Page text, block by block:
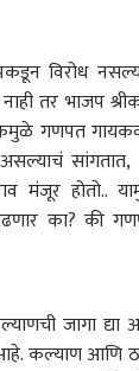
विरोध
तर भाजप
गणपत
सांगतात,
मंजूर होतो..
का? की
जागा द्या
आहे. कल्याण आणि